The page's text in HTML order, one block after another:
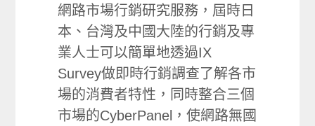
網路市場行銷研究服務，屆時日
本、台灣及中國大陸的行銷及專
業人士可以簡單地透過IX
Survey做即時行銷調查了解各市
場的消費者特性，同時整合三個
市場的CyberPanel，使網路無國